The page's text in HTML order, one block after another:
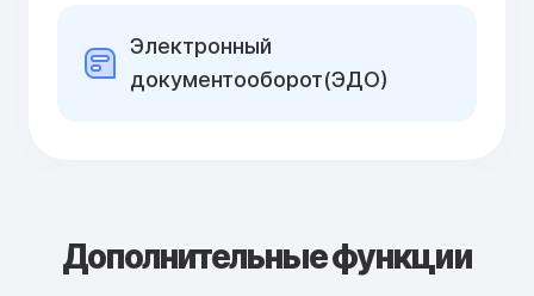
Электронный
документооборот(ЭДО)
Дополнительные функции